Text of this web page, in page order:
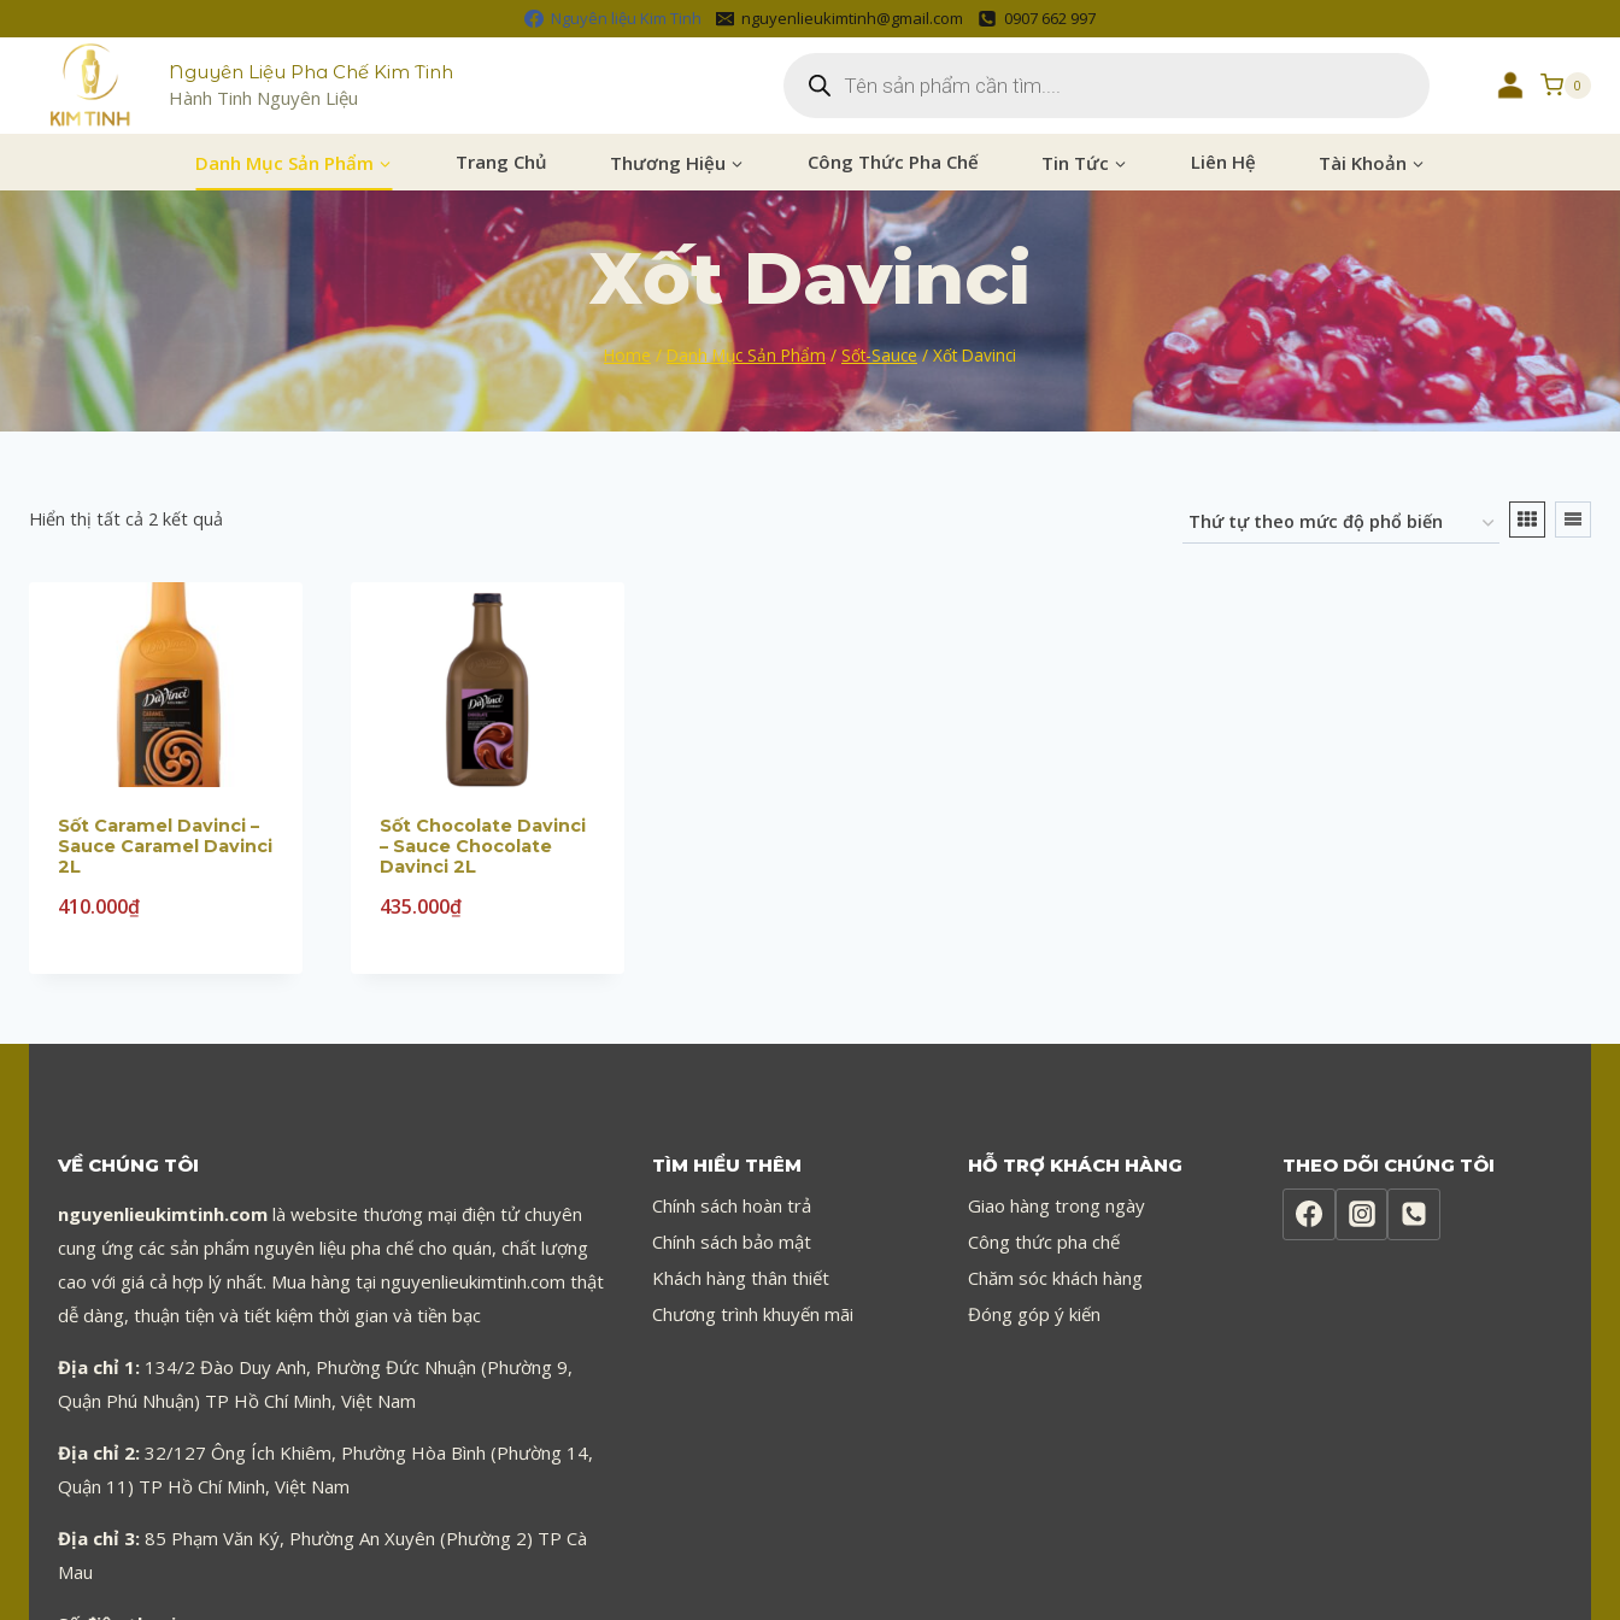
Nguyên liệu Kim Tinh nguyenlieukimtinh@gmail.com 0907 662 997
Nguyên Liệu Pha Chế Kim Tinh
Hành Tinh Nguyên Liệu
0
Danh Mục Sản Phẩm Trang Chủ Thương Hiệu Công Thức Pha Chế Tin Tức Liên Hệ Tài Khoản
Xốt Davinci
Home / Danh Mục Sản Phẩm / Sốt-Sauce / Xốt Davinci
Hiển thị tất cả 2 kết quả
Sốt Caramel Davinci –
Sauce Caramel Davinci
2L
410.000₫
Sốt Chocolate Davinci
– Sauce Chocolate
Davinci 2L
435.000₫
VỀ CHÚNG TÔI
nguyenlieukimtinh.com là website thương mại điện tử chuyên
cung ứng các sản phẩm nguyên liệu pha chế cho quán, chất lượng
cao với giá cả hợp lý nhất. Mua hàng tại nguyenlieukimtinh.com thật
dễ dàng, thuận tiện và tiết kiệm thời gian và tiền bạc
Địa chỉ 1: 134/2 Đào Duy Anh, Phường Đức Nhuận (Phường 9,
Quận Phú Nhuận) TP Hồ Chí Minh, Việt Nam
Địa chỉ 2: 32/127 Ông Ích Khiêm, Phường Hòa Bình (Phường 14,
Quận 11) TP Hồ Chí Minh, Việt Nam
Địa chỉ 3: 85 Phạm Văn Ký, Phường An Xuyên (Phường 2) TP Cà
Mau
TÌM HIỂU THÊM
Chính sách hoàn trả
Chính sách bảo mật
Khách hàng thân thiết
Chương trình khuyến mãi
HỖ TRỢ KHÁCH HÀNG
Giao hàng trong ngày
Công thức pha chế
Chăm sóc khách hàng
Đóng góp ý kiến
THEO DÕI CHÚNG TÔI